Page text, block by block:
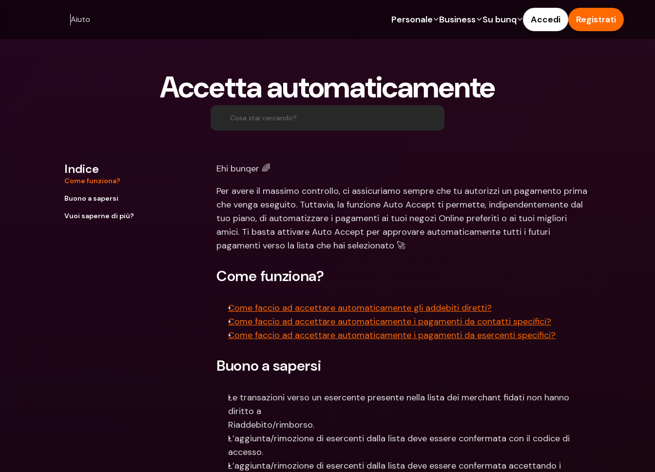
Aiuto Personale
Per expat
Per coppie
Piani
bunq Elite
Confronta i piani
Carte di Credito
Cripto
Pagamenti
Azioni
Prelievi e depositi ATM
Conti Bancari internazionali e
Valute estere
Business
Per freelancer
Per PMI
Confronta i piani
Carte di Credito
Valute estere e IBAN Esteri
Gestione delle spese
Integrazioni
Conti Bancari internazionali e
Valute estere
Su bunq
Sostenibilità
Stampa
Accedi Registrati
Accetta automaticamente
Cosa stai cercando?
Indice
Come funziona?
Buono a sapersi
Vuoi saperne di più?
Ehi bunqer 🌈
Per avere il massimo controllo, ci assicuriamo sempre che tu autorizzi un pagamento prima
che venga eseguito. Tuttavia, la funzione Auto Accept ti permette, indipendentemente dal
tuo piano, di automatizzare i pagamenti ai tuoi negozi Online preferiti o ai tuoi migliori
amici. Ti basta attivare Auto Accept per approvare automaticamente tutti i futuri
pagamenti verso la lista che hai selezionato 🚀
Come funziona?
Come faccio ad accettare automaticamente gli addebiti diretti?
Come faccio ad accettare automaticamente i pagamenti da contatti specifici?
Come faccio ad accettare automaticamente i pagamenti da esercenti specifici?
Buono a sapersi
Le transazioni verso un esercente presente nella lista dei merchant fidati non hanno
diritto a
Riaddebito/rimborso.
L’aggiunta/rimozione di esercenti dalla lista deve essere confermata con il codice di
accesso.
L’aggiunta/rimozione di esercenti dalla lista deve essere confermata accettando i